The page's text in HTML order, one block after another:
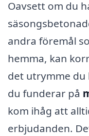
Oavsett om du
andra föremål
hemma, kan
det utrymme du
du funderar på
kom ihåg att
erbjudanden.